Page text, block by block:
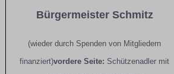
Bürgermeister Schmitz
(wieder durch Spenden von Mitgliedern
finanziert)vordere Seite: Schützenadler mit